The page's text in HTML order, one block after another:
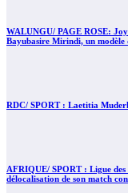
WALUNGU/ PAGE ROSE:
Bayubasire Mirindi, un modèle
RDC/ SPORT : Laetitia
AFRIQUE/ SPORT : Ligue
délocalisation de son match